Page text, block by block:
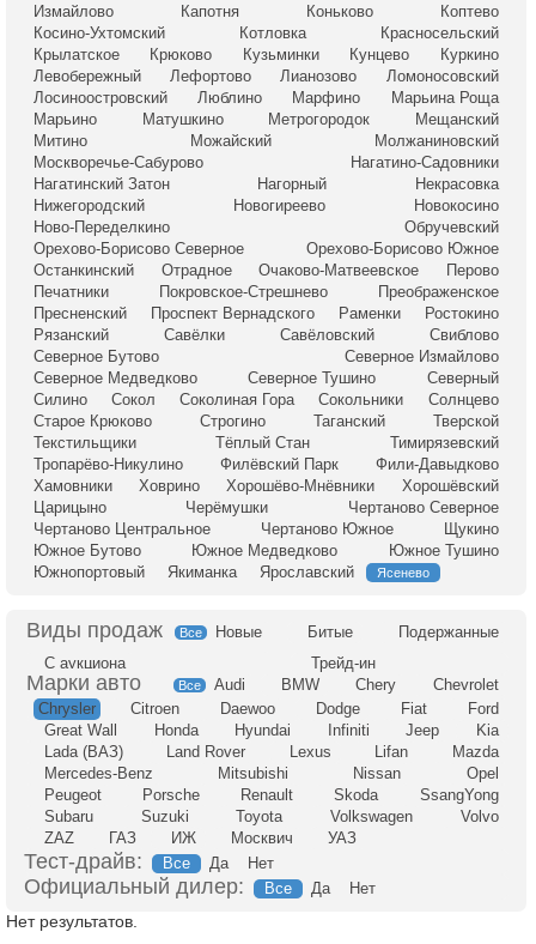
Измайлово
Капотня Коньково
Коптево
Косино-Ухтомский
Котловка
Красносельский
Крылатское
Крюково Кузьминки Кунцево
Куркино
Левобережный
Лефортово Лианозово
Ломоносовский
Лосиноостровский
Люблино Марфино
Марьина Роща
Марьино
Матушкино Метрогородок
Мещанский
Митино
Можайский
Молжаниновский
Москворечье-Сабурово
Нагатино-Садовники
Нагатинский Затон
Нагорный
Некрасовка
Нижегородский
Новогиреево
Новокосино
Ново-Переделкино
Обручевский
Орехово-Борисово Северное
Орехово-Борисово Южное
Останкинский
Отрадное Очаково-Матвеевское
Перово
Печатники
Покровское-Стрешнево
Преображенское
Пресненский
Проспект Вернадского Раменки
Ростокино
Рязанский
Савёлки Савёловский
Свиблово
Северное Бутово
Северное Измайлово
Северное Медведково
Северное Тушино
Северный
Силино
Сокол Соколиная Гора Сокольники
Солнцево
Старое Крюково
Строгино Таганский
Тверской
Текстильщики
Тёплый Стан
Тимирязевский
Тропарёво-Никулино
Филёвский Парк
Фили-Давыдково
Хамовники
Ховрино Хорошёво-Мнёвники
Хорошёвский
Царицыно
Черёмушки
Чертаново Северное
Чертаново Центральное
Чертаново Южное
Щукино
Южное Бутово
Южное Медведково
Южное Тушино
Южнопортовый
Якиманка Ярославский Ясенево
Все Новые Битые
Подержанные
С аукциона
Трейд-ин
Все Audi BMW Chery
Chevrolet
Chrysler
Citroen Daewoo Dodge Fiat
Ford
Great Wall
Honda Hyundai Infiniti Jeep
Kia
Lada (ВАЗ)
Land Rover Lexus Lifan
Mazda
Mercedes-Benz
Mitsubishi Nissan
Opel
Peugeot
Porsche Renault Skoda
SsangYong
Subaru
Suzuki Toyota Volkswagen
Volvo
ZAZ
ГАЗ ИЖ Москвич УАЗ
Тест-драйв: Все Да Нет
Официальный дилер: Все Да Нет
Нет результатов.